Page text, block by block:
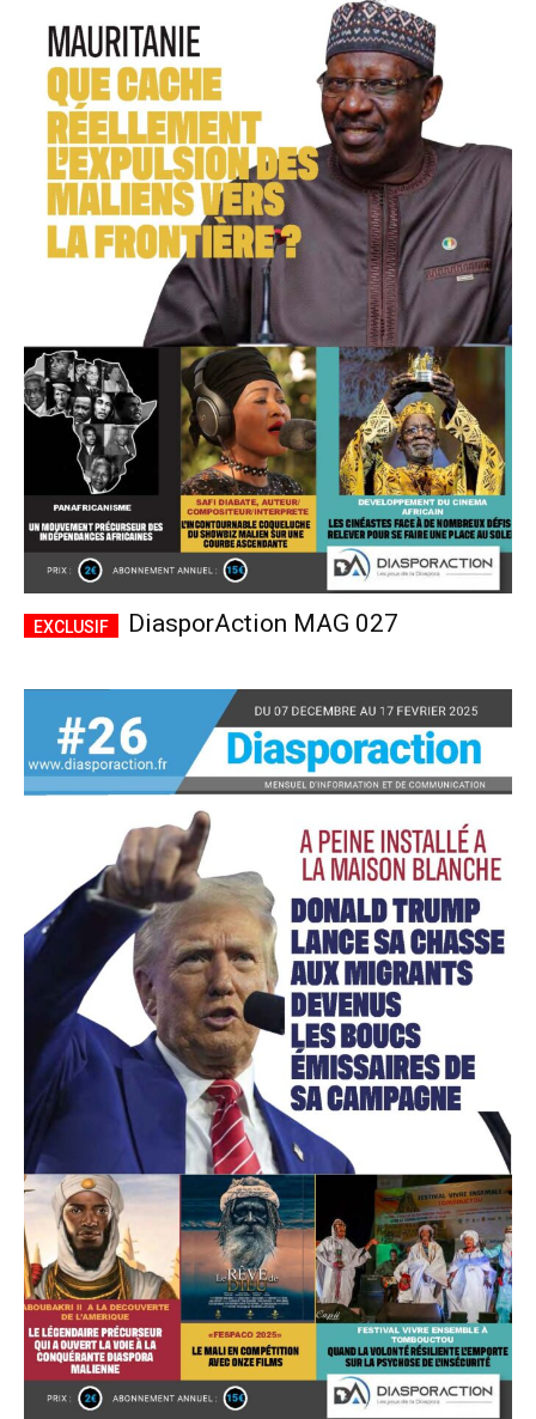
Plans d'abonnement
Accès gratuit
Gratuit /accès limité
Quelques articles
Annonces
Tous les articles
Le magazine
CHOISIR LE FORFAIT
DiasporAction MAG 027